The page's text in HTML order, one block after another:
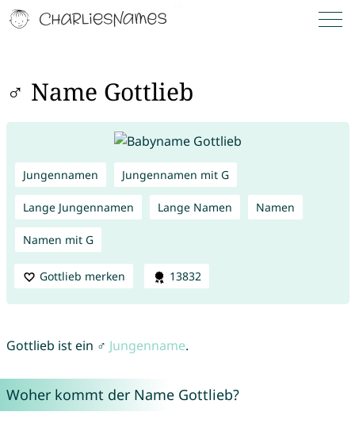
♂ Name Gottlieb
Jungennamen Jungennamen mit G
Lange Jungennamen Lange Namen Namen
Namen mit G
Gottlieb merken 13832
Gottlieb ist ein ♂ Jungenname.
Woher kommt der Name Gottlieb?